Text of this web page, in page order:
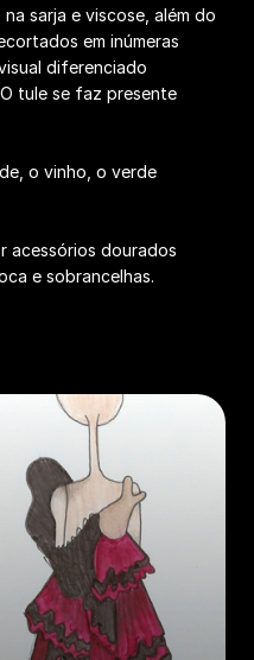
sarja e viscose, além do
em inúmeras
diferenciado
tule se faz presente
o vinho, o verde
acessórios dourados
e sobrancelhas.